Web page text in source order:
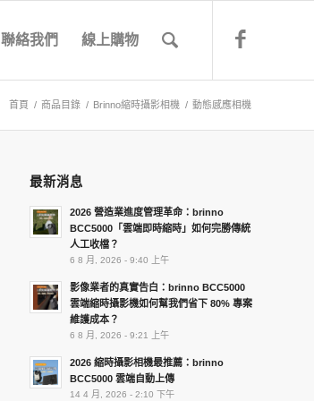
聯絡我們 線上購物
首頁 / 商品目錄 / Brinno縮時攝影相機 / 動態感應相機
最新消息
2026 營造業進度管理革命：brinno
BCC5000「雲端即時縮時」如何完勝傳統
人工收檔？
6 8 月, 2026 - 9:40 上午
影像業者的真實告白：brinno BCC5000
雲端縮時攝影機如何幫我們省下 80% 專案
維護成本？
6 8 月, 2026 - 9:21 上午
2026 縮時攝影相機最推薦：brinno
BCC5000 雲端自動上傳
14 4 月, 2026 - 2:10 下午